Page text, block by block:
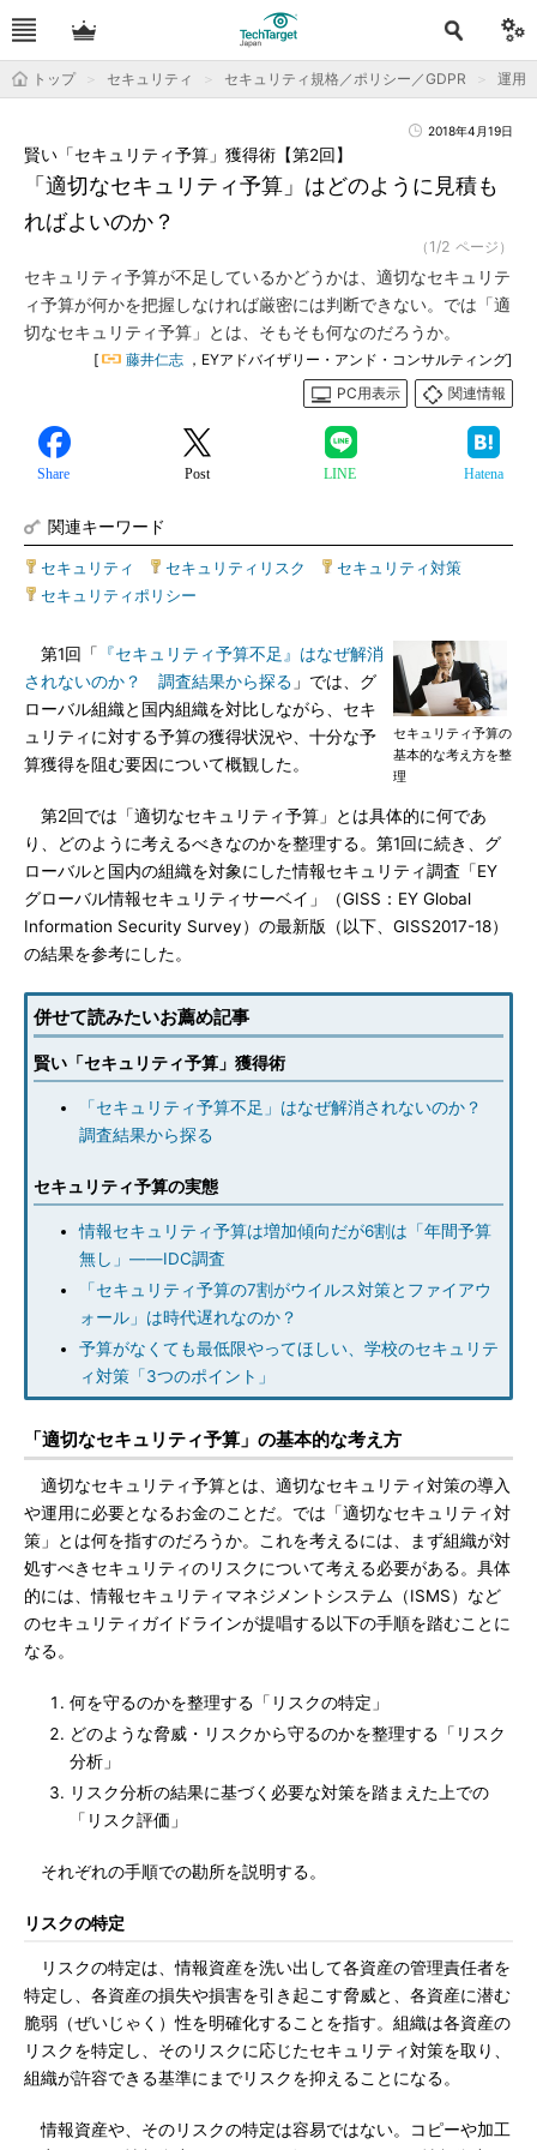
トップ セキュリティ セキュリティ規格／ポリシー／GDPR 運用
2018年4月19日
「適切なセキュリティ予算」はどのように見積も
ればよいのか？
賢い「セキュリティ予算」獲得術【第2回】
（1/2 ページ）
セキュリティ予算が不足しているかどうかは、適切なセキュリテ
ィ予算が何かを把握しなければ厳密には判断できない。では「適
切なセキュリティ予算」とは、そもそも何なのだろうか。
[ 藤井仁志 ，EYアドバイザリー・アンド・コンサルティング]
PC用表示
関連情報
Share Post LINE Hatena
関連キーワード
セキュリティ セキュリティリスク セキュリティ対策
セキュリティポリシー
セキュリティ予算の
基本的な考え方を整
理
第1回「
『セキュリティ予算不足』はなぜ解消
されないのか？ 調査結果から探る 」では、グ
ローバル組織と国内組織を対比しながら、セキ
ュリティに対する予算の獲得状況や、十分な予
算獲得を阻む要因について概観した。
第2回では「適切なセキュリティ予算」とは具体的に何であ
り、どのように考えるべきなのかを整理する。第1回に続き、グ
ローバルと国内の組織を対象にした情報セキュリティ調査「EY
グローバル情報セキュリティサーベイ」（GISS：EY Global
Information Security Survey）の最新版（以下、GISS2017-18）
の結果を参考にした。
併せて読みたいお薦め記事
賢い「セキュリティ予算」獲得術
「セキュリティ予算不足」はなぜ解消されないのか？
調査結果から探る
セキュリティ予算の実態
情報セキュリティ予算は増加傾向だが6割は「年間予算
無し」――IDC調査
「セキュリティ予算の7割がウイルス対策とファイアウ
ォール」は時代遅れなのか？
予算がなくても最低限やってほしい、学校のセキュリテ
ィ対策「3つのポイント」
「適切なセキュリティ予算」の基本的な考え方
適切なセキュリティ予算とは、適切なセキュリティ対策の導入
や運用に必要となるお金のことだ。では「適切なセキュリティ対
策」とは何を指すのだろうか。これを考えるには、まず組織が対
処すべきセキュリティのリスクについて考える必要がある。具体
的には、情報セキュリティマネジメントシステム（ISMS）など
のセキュリティガイドラインが提唱する以下の手順を踏むことに
なる。
何を守るのかを整理する「リスクの特定」
どのような脅威・リスクから守るのかを整理する「リスク
分析」
リスク分析の結果に基づく必要な対策を踏まえた上での
「リスク評価」
それぞれの手順での勘所を説明する。
リスクの特定
リスクの特定は、情報資産を洗い出して各資産の管理責任者を
特定し、各資産の損失や損害を引き起こす脅威と、各資産に潜む
脆弱（ぜいじゃく）性を明確化することを指す。組織は各資産の
リスクを特定し、そのリスクに応じたセキュリティ対策を取り、
組織が許容できる基準にまでリスクを抑えることになる。
情報資産や、そのリスクの特定は容易ではない。コピーや加工